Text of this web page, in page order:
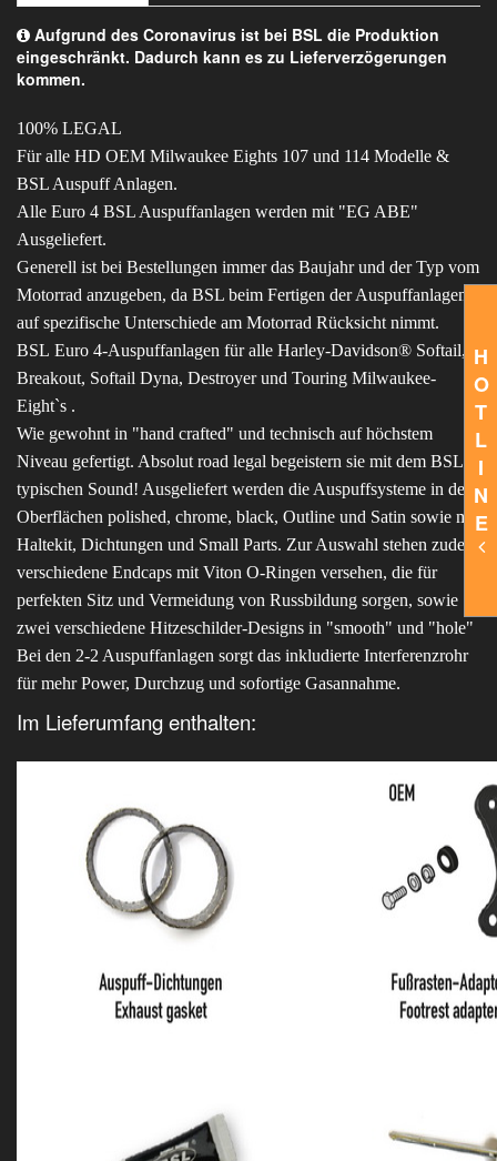
H
O
T
L
I
N
E
Aufgrund des Coronavirus ist bei BSL die Produktion
eingeschränkt. Dadurch kann es zu Lieferverzögerungen
kommen.
100% LEGAL
Für alle HD OEM Milwaukee Eights 107 und 114 Modelle &
BSL Auspuff Anlagen.
Alle Euro 4 BSL Auspuffanlagen werden mit "EG ABE"
Ausgeliefert.
Generell ist bei Bestellungen immer das Baujahr und der Typ vom
Motorrad anzugeben, da BSL beim Fertigen der Auspuffanlagen
auf spezifische Unterschiede am Motorrad Rücksicht nimmt.
BSL Euro 4-Auspuffanlagen für alle Harley-Davidson® Softail,
Breakout, Softail Dyna, Destroyer und Touring Milwaukee-
Eight`s .
Wie gewohnt in "hand crafted" und technisch auf höchstem
Niveau gefertigt. Absolut road legal begeistern sie mit dem BSL-
typischen Sound! Ausgeliefert werden die Auspuffsysteme in den
Oberflächen polished, chrome, black, Outline und Satin sowie mit
Haltekit, Dichtungen und Small Parts. Zur Auswahl stehen zudem
verschiedene Endcaps mit Viton O-Ringen versehen, die für
perfekten Sitz und Vermeidung von Russbildung sorgen, sowie
zwei verschiedene Hitzeschilder-Designs in "smooth" und "hole"
Bei den 2-2 Auspuffanlagen sorgt das inkludierte Interferenzrohr
für mehr Power, Durchzug und sofortige Gasannahme.
Im Lieferumfang enthalten: